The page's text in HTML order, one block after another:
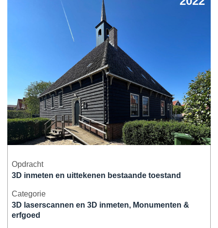
Verduurzaming & modernisering
Overige werkzaamheden
Opdracht
3D inmeten en uittekenen bestaande toestand
Categorie
3D laserscannen en 3D inmeten, Monumenten &
erfgoed